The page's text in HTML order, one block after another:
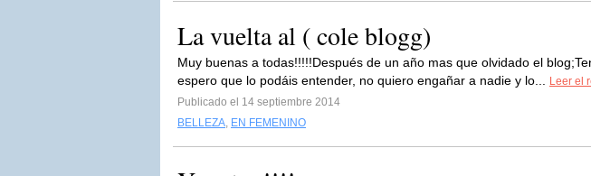
La vuelta al ( cole blogg)
Muy buenas a todas!!!!!Después de un año mas que olvidado el
espero que lo podáis entender, no quiero engañar a nadie y lo...
Leer el
Publicado el 14 septiembre 2014
BELLEZA, EN FEMENINO